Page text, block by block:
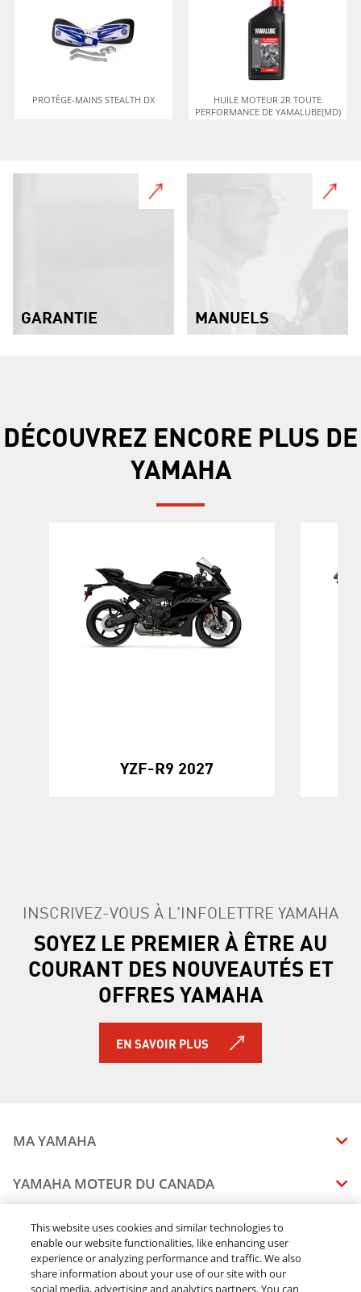
PROTÈGE-MAINS STEALTH DX
HUILE MOTEUR 2R TOUTE
PERFORMANCE DE YAMALUBE(MD)
GARANTIE MANUELS
DÉCOUVREZ ENCORE PLUS DE
YAMAHA
YZF-R9 2027
INSCRIVEZ-VOUS À L'INFOLETTRE YAMAHA
SOYEZ LE PREMIER À ÊTRE AU
COURANT DES NOUVEAUTÉS ET
OFFRES YAMAHA
EN SAVOIR PLUS
MA YAMAHA
MANUELS
ÉTAT DES RAPPELS DE VOTRE VÉHICULE
YAMAHA MOTEUR DU CANADA
CARRIERES
RESTONS DEHORS
CONCESSIONNAIRES
TROUVEZ UN CONCESSIONNAIRE
DEVENEZ CONCESSIONNAIRE
MENTIONS JURIDIQUES
This website uses cookies and similar technologies to
enable our website functionalities, like enhancing user
experience or analyzing performance and traffic. We also
share information about your use of our site with our
social media, advertising and analytics partners. You can